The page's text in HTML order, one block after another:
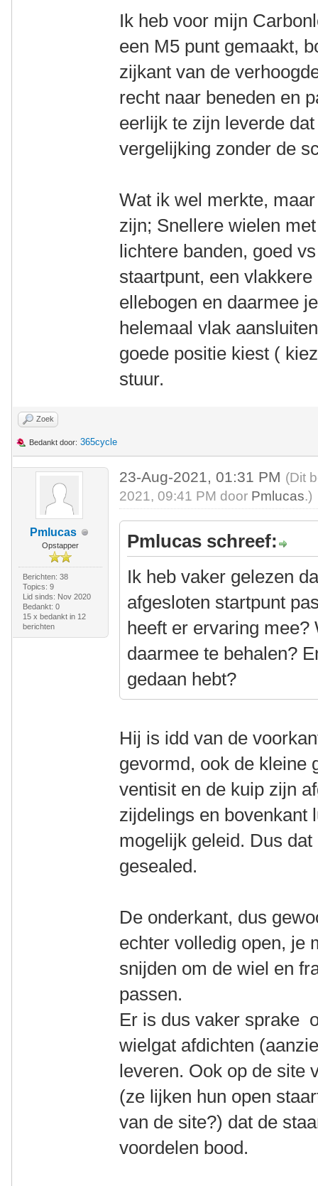
Ik heb voor mijn
een M5 punt gemaakt,
zijkant van de
recht naar beneden en
eerlijk te zijn leverde
vergelijking zonder de
Wat ik wel merkte,
zijn; Snellere wielen
lichtere banden, goed
staartpunt, een
ellebogen en daarmee
helemaal vlak
goede positie kiest (
stuur.
Zoek
Bedankt door: 365cycle
Pmlucas
Opstapper
Berichten: 38
Topics: 9
Lid sinds: Nov 2020
Bedankt: 0
15 x bedankt in 12
berichten
23-Aug-2021, 01:31 PM (Dit
2021, 09:41 PM door Pmlucas.)
Pmlucas schreef:
Ik heb vaker gelezen
afgesloten startpunt
heeft er ervaring
daarmee te behalen?
gedaan hebt?
Hij is idd van de
gevormd, ook de kleine
ventisit en de kuip zijn
zijdelings en bovenkant
mogelijk geleid. Dus
gesealed.
De onderkant, dus
echter volledig open, je
snijden om de wiel en
passen.
Er is dus vaker sprake
wielgat afdichten
leveren. Ook op de site
(ze lijken hun open
van de site?) dat de
voordelen bood.